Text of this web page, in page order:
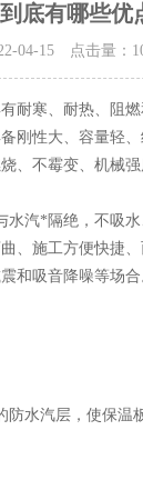
底有哪些优
04-15 点击量：
耐寒、耐热、阻
刚性大、容量轻、
不霉变、机械
*隔绝，不吸水
、施工方便快捷
和吸音降噪等场合
水汽层，使保温